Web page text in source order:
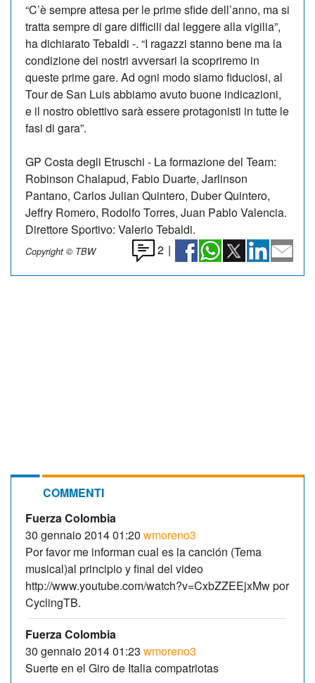
“C’è sempre attesa per le prime sfide dell’anno, ma si
tratta sempre di gare difficili dal leggere alla vigilia”,
ha dichiarato Tebaldi -. “I ragazzi stanno bene ma la
condizione dei nostri avversari la scopriremo in
queste prime gare. Ad ogni modo siamo fiduciosi, al
Tour de San Luis abbiamo avuto buone indicazioni,
e il nostro obiettivo sarà essere protagonisti in tutte le
fasi di gara”.
GP Costa degli Etruschi - La formazione del Team:
Robinson Chalapud, Fabio Duarte, Jarlinson
Pantano, Carlos Julian Quintero, Duber Quintero,
Jeffry Romero, Rodolfo Torres, Juan Pablo Valencia.
Direttore Sportivo: Valerio Tebaldi.
Copyright © TBW 2 |
COMMENTI
Fuerza Colombia
30 gennaio 2014 01:20 wmoreno3
Por favor me informan cual es la canción (Tema
musical)al principio y final del video
http://www.youtube.com/watch?v=CxbZZEEjxMw por
CyclingTB.
Fuerza Colombia
30 gennaio 2014 01:23 wmoreno3
Suerte en el Giro de Italia compatriotas